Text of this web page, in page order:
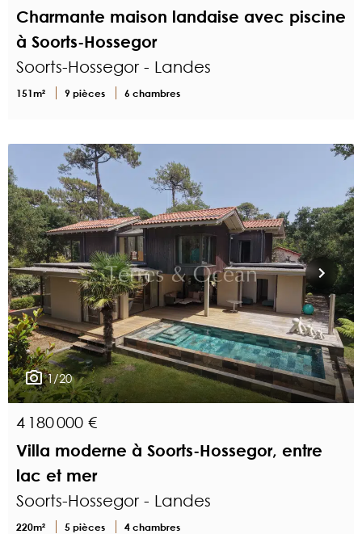
Charmante maison landaise avec piscine
à Soorts-Hossegor
Soorts-Hossegor - Landes
151m² 9 pièces 6 chambres
1/20
4 180 000 €
Villa moderne à Soorts-Hossegor, entre
lac et mer
Soorts-Hossegor - Landes
220m² 5 pièces 4 chambres